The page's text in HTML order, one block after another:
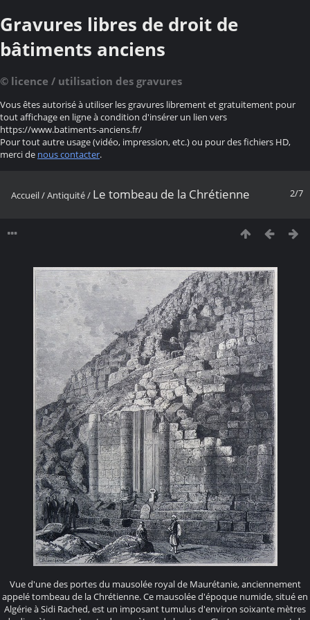
Gravures libres de droit de
bâtiments anciens
© licence / utilisation des gravures
Vous êtes autorisé à utiliser les gravures librement et gratuitement pour
tout affichage en ligne à condition d'insérer un lien vers
https://www.batiments-anciens.fr/
Pour tout autre usage (vidéo, impression, etc.) ou pour des fichiers HD,
merci de nous contacter.
2/7
Accueil/Antiquité/ Le tombeau de la Chrétienne
Vue d'une des portes du mausolée royal de Maurétanie, anciennement
appelé tombeau de la Chrétienne. Ce mausolée d'époque numide, situé en
Algérie à Sidi Rached, est un imposant tumulus d'environ soixante mètres